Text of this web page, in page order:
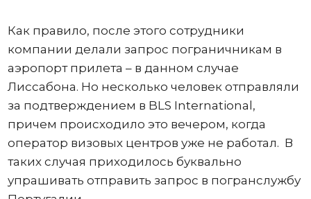
Как правило, после этого сотрудники
компании делали запрос пограничникам в
аэропорт прилета – в данном случае
Лиссабона. Но несколько человек отправляли
за подтверждением в BLS International,
причем происходило это вечером, когда
оператор визовых центров уже не работал. В
таких случая приходилось буквально
упрашивать отправить запрос в погранслужбу